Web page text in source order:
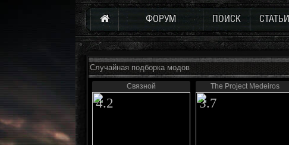
ФОРУМ ПОИСК СТАТЬИ
Случайная подборка модов
Связной
4.2
The Project Medeiros
3.7